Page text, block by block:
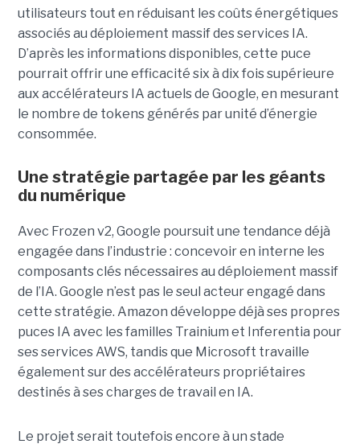
utilisateurs tout en réduisant les coûts énergétiques
associés au déploiement massif des services IA.
D’après les informations disponibles, cette puce
pourrait offrir une efficacité six à dix fois supérieure
aux accélérateurs IA actuels de Google, en mesurant
le nombre de tokens générés par unité d’énergie
consommée.
Une stratégie partagée par les géants
du numérique
Avec Frozen v2, Google poursuit une tendance déjà
engagée dans l’industrie : concevoir en interne les
composants clés nécessaires au déploiement massif
de l’IA. Google n’est pas le seul acteur engagé dans
cette stratégie. Amazon développe déjà ses propres
puces IA avec les familles Trainium et Inferentia pour
ses services AWS, tandis que Microsoft travaille
également sur des accélérateurs propriétaires
destinés à ses charges de travail en IA.
Le projet serait toutefois encore à un stade